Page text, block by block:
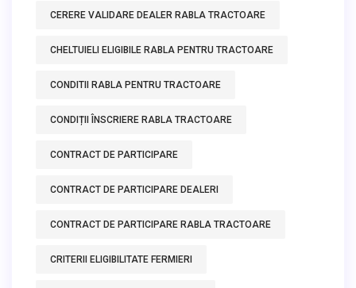
CERERE VALIDARE DEALER RABLA TRACTOARE
CHELTUIELI ELIGIBILE RABLA PENTRU TRACTOARE
CONDITII RABLA PENTRU TRACTOARE
CONDIȚII ÎNSCRIERE RABLA TRACTOARE
CONTRACT DE PARTICIPARE
CONTRACT DE PARTICIPARE DEALERI
CONTRACT DE PARTICIPARE RABLA TRACTOARE
CRITERII ELIGIBILITATE FERMIERI